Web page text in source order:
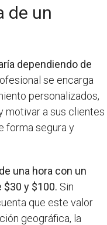
de un
dependiendo de
se encarga
personalizados,
motivar a sus clientes
forma segura y
una hora con un
$30 y $100. Sin
que este valor
geográfica, la